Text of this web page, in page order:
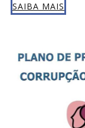
SAIBA MAIS